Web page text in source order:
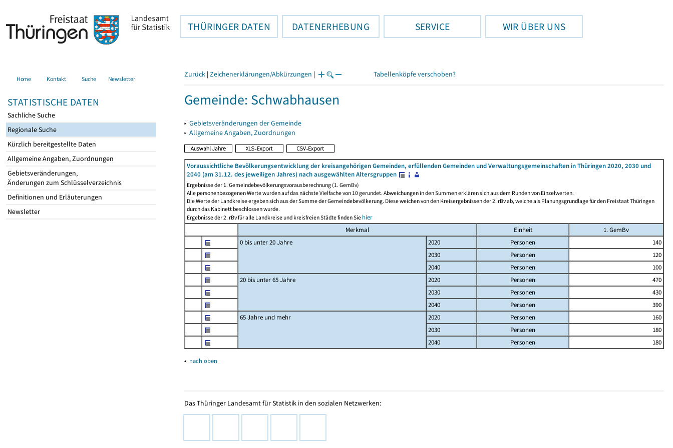
THÜRINGER DATEN DATENERHEBUNG SERVICE WIR ÜBER UNS
Home Kontakt Suche Newsletter
STATISTISCHE DATEN
Sachliche Suche
Regionale Suche
Kürzlich bereitgestellte Daten
Allgemeine Angaben, Zuordnungen
Gebietsveränderungen,
Änderungen zum Schlüsselverzeichnis
Definitionen und Erläuterungen
Newsletter
Zurück | Zeichenerklärungen/Abkürzungen | Tabellenköpfe verschoben?
Gemeinde: Schwabhausen
▸ Gebietsveränderungen der Gemeinde
▸ Allgemeine Angaben, Zuordnungen
Voraussichtliche Bevölkerungsentwicklung der kreisangehörigen Gemeinden, erfüllenden Gemeinden und Verwaltungsgemeinschaften in Thüringen 2020, 2030 und
2040 (am 31.12. des jeweiligen Jahres) nach ausgewählten Altersgruppen
Ergebnisse der 1. Gemeindebevölkerungsvorausberechnung (1. GemBv)
Alle personenbezogenen Werte wurden auf das nächste Vielfache von 10 gerundet. Abweichungen in den Summen erklären sich aus dem Runden von Einzelwerten.
Die Werte der Landkreise ergeben sich aus der Summe der Gemeindebevölkerung. Diese weichen von den Kreisergebnissen der 2. rBv ab, welche als Planungsgrundlage für den Freistaat Thüringen
durch das Kabinett beschlossen wurde.
Ergebnisse der 2. rBv für alle Landkreise und kreisfreien Städte finden Siehier
Merkmal
Einheit
1. GemBv
0 bis unter 20 Jahre
2020 Personen
140
2030
Personen
120
2040
Personen
100
20 bis unter 65 Jahre
2020 Personen
470
2030
Personen
430
2040
Personen
390
65 Jahre und mehr
2020 Personen
160
2030
Personen
180
2040
Personen 180
▴ nach oben
Das Thüringer Landesamt für Statistik in den sozialen Netzwerken: